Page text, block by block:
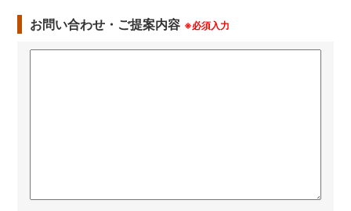
お問い合わせ・ご提案内容 ※必須入力